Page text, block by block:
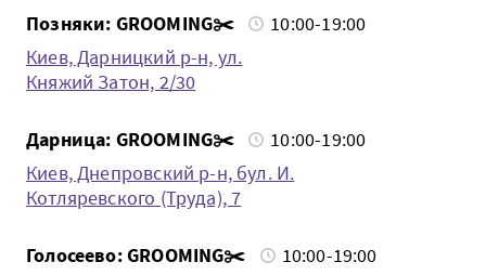
Позняки: GROOMING✂️
10:00-19:00
Киев, Дарницкий р-н, ул.
Княжий Затон, 2/30
Дарница: GROOMING✂️
10:00-19:00
Киев, Днепровский р-н, бул. И.
Котляревского (Труда), 7
Голосеево: GROOMING✂️
10:00-19:00